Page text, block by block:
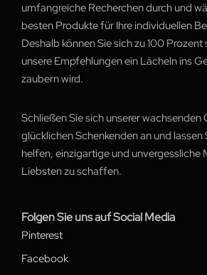
umfangreiche Recherchen durch und
besten Produkte für Ihre individuellen
Deshalb können Sie sich zu 100 Prozent
unsere Empfehlungen ein Lächeln ins
zaubern wird.
Schließen Sie sich unserer
glücklichen Schenkenden an und lassen
helfen, einzigartige und unvergessliche
Liebsten zu schaffen.
Folgen Sie uns auf Social Media
Pinterest
Facebook